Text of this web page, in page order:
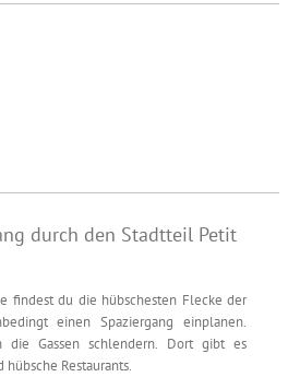
durch den Stadtteil Petit
findest du die hübschesten Flecke der
einen Spaziergang einplanen.
die Gassen schlendern. Dort gibt es
Restaurants.